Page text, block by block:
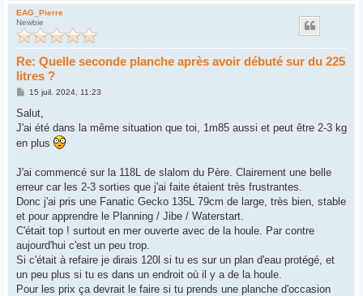
EAG_Pierre
Newbie
Re: Quelle seconde planche après avoir débuté sur du 225
litres ?
M
s
a
g
e
15 juil. 2024, 11:23
Salut,
J'ai été dans la même situation que toi, 1m85 aussi et peut être 2-3 kg
en plus
J'ai commencé sur la 118L de slalom du Père. Clairement une belle
erreur car les 2-3 sorties que j'ai faite étaient très frustrantes.
Donc j'ai pris une Fanatic Gecko 135L 79cm de large, très bien, stable
et pour apprendre le Planning / Jibe / Waterstart.
C'était top ! surtout en mer ouverte avec de la houle. Par contre
aujourd'hui c'est un peu trop.
Si c'était à refaire je dirais 120l si tu es sur un plan d'eau protégé, et
un peu plus si tu es dans un endroit où il y a de la houle.
Pour les prix ça devrait le faire si tu prends une planche d'occasion